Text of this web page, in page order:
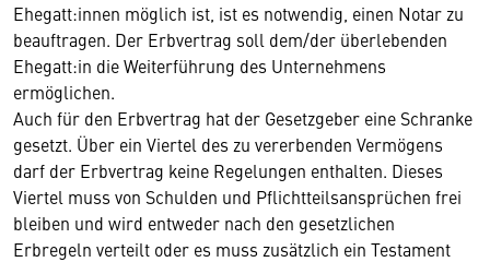
Ehegatt:innen möglich ist, ist es notwendig, einen Notar zu
beauftragen. Der Erbvertrag soll dem/der überlebenden
Ehegatt:in die Weiterführung des Unternehmens
ermöglichen.
Auch für den Erbvertrag hat der Gesetzgeber eine Schranke
gesetzt. Über ein Viertel des zu vererbenden Vermögens
darf der Erbvertrag keine Regelungen enthalten. Dieses
Viertel muss von Schulden und Pflichtteilsansprüchen frei
bleiben und wird entweder nach den gesetzlichen
Erbregeln verteilt oder es muss zusätzlich ein Testament